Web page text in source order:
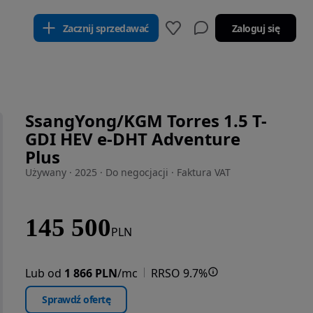
Zacznij sprzedawać Zaloguj się
SsangYong/KGM Torres 1.5 T-
GDI HEV e-DHT Adventure
Plus
Używany · 2025 · Do negocjacji · Faktura VAT
145 500PLN
Lub od 1 866 PLN/mc RRSO 9.7%
Sprawdź ofertę